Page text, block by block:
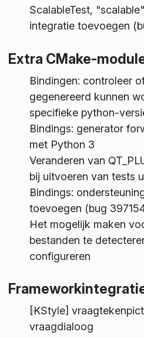
ScalableTest,
integratie toevoegen
Extra CMake-
Bindingen: controleer
gegenereerd kunnen
specifieke python-
Bindings: generator
met Python 3
Veranderen van
bij uitvoeren van tests
Bindings:
toevoegen (bug
Het mogelijk maken
bestanden te
configureren
[KStyle]
vraagdialoog